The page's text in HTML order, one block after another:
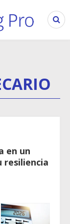
en un
resiliencia